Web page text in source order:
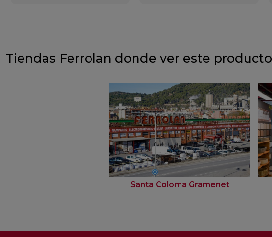
Tiendas Ferrolan donde ver este producto
Santa Coloma Gramenet